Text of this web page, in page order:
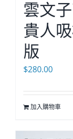
雲文
貴人
版
$280.00
加入購物車